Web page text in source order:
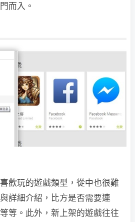
而入。
歡玩的遊戲類型，從中也很難
詳細介紹，比方是否需要連
等。此外，新上架的遊戲往往